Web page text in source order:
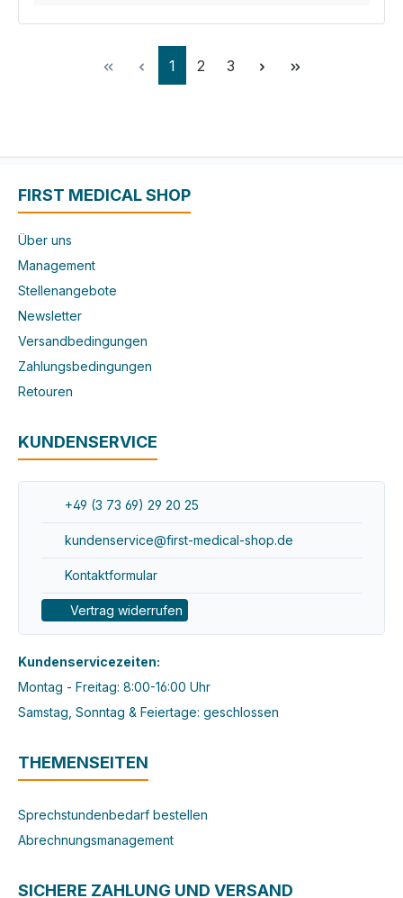
Seite
1 Seite
2 Seite
3
FIRST MEDICAL SHOP
Über uns
Management
Stellenangebote
Newsletter
Versandbedingungen
Zahlungsbedingungen
Retouren
KUNDENSERVICE
+49 (3 73 69) 29 20 25
kundenservice@first-medical-shop.de
Kontaktformular
Vertrag widerrufen
Kundenservicezeiten:
Montag - Freitag: 8:00-16:00 Uhr
Samstag, Sonntag & Feiertage: geschlossen
THEMENSEITEN
Sprechstundenbedarf bestellen
Abrechnungsmanagement
SICHERE ZAHLUNG UND VERSAND